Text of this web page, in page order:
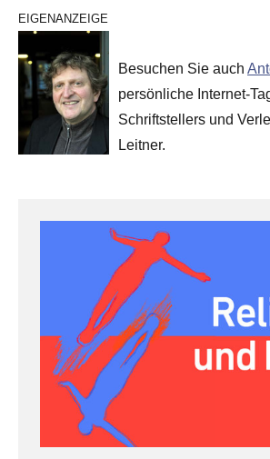
EIGENANZEIGE
Besuchen Sie auch
persönliche Internet-
Schriftstellers und
Leitner.